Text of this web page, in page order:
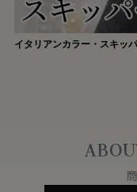
イタリアンカラー・スキッ